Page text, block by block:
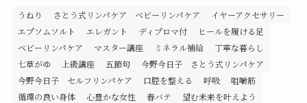
うねり さとう式リンパケア ベビーリンパケア
イヤーアクセサリー
エプソムソルト
エレガント ディプロマ付
ヒールを履ける足
ベビーリンパケア
マスター講座 ミネラル補給
丁寧な暮らし
七草がゆ
上級講座 五節句
今野今日子 さとう式リンパケア
今野今日子 セルフリンパケア
口腔を整える 呼吸
咀嚼筋
循環の良い身体
心豊かな女性 春バテ 望む未来を叶えよう